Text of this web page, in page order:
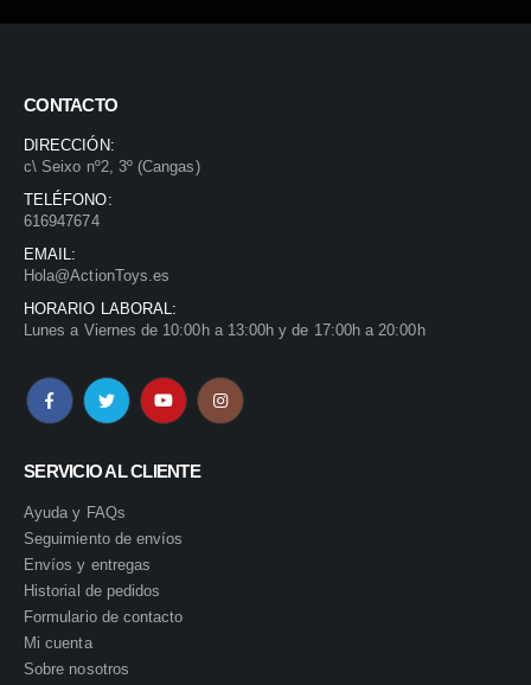
CONTACTO
DIRECCIÓN:
c\ Seixo nº2, 3º (Cangas)
TELÉFONO:
616947674
EMAIL:
Hola@ActionToys.es
HORARIO LABORAL:
Lunes a Viernes de 10:00h a 13:00h y de 17:00h a 20:00h
SERVICIO AL CLIENTE
Ayuda y FAQs
Seguimiento de envíos
Envíos y entregas
Historial de pedidos
Formulario de contacto
Mi cuenta
Sobre nosotros